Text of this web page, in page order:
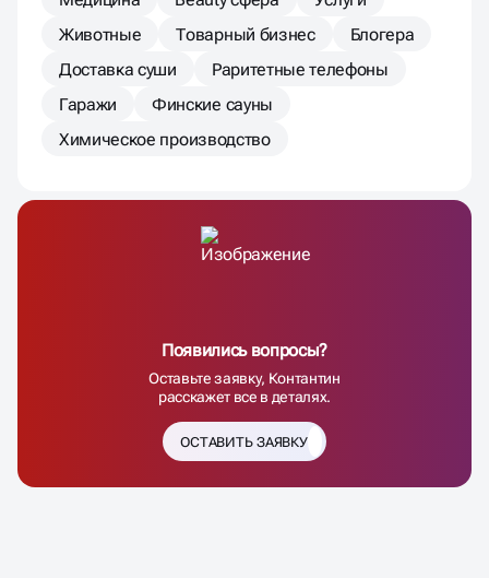
Животные
Товарный бизнес
Блогера
Доставка суши
Раритетные телефоны
Гаражи
Финские сауны
Химическое производство
Появились вопросы?
Оставьте заявку, Контантин
расскажет все в деталях.
ОСТАВИТЬ ЗАЯВКУ